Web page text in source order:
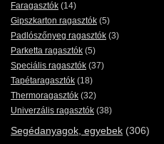
Faragasztók (14)
Gipszkarton ragasztók (5)
Padlószőnyeg ragasztók (3)
Parketta ragasztók (5)
Speciális ragasztók (37)
Tapétaragasztók (18)
Thermoragasztók (32)
Univerzális ragasztók (38)
Segédanyagok, egyebek (306)